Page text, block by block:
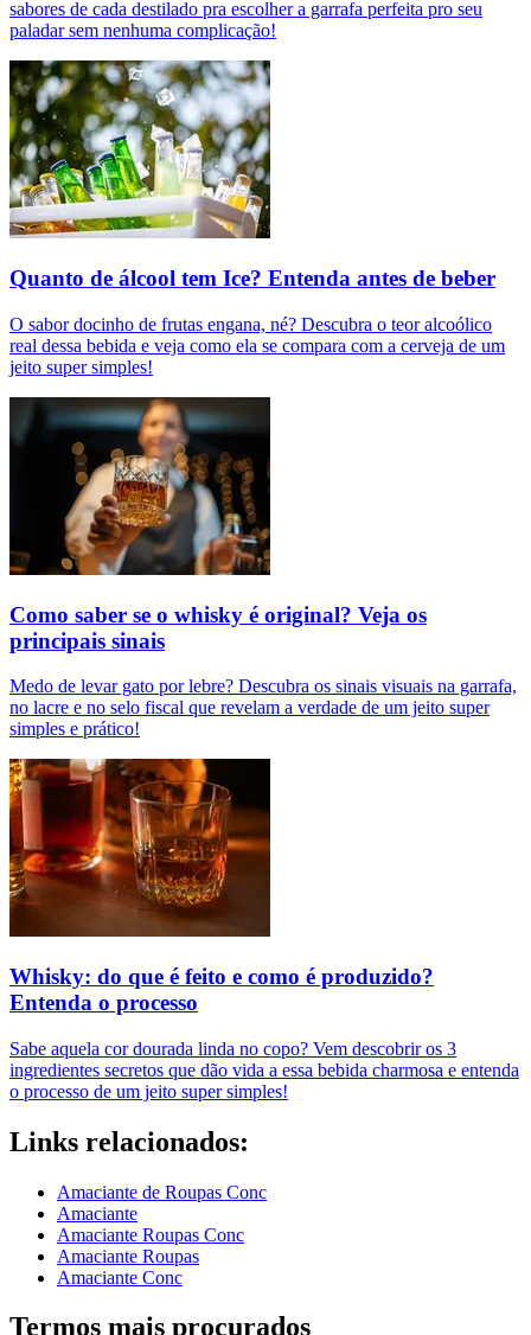
sabores de cada destilado pra escolher a garrafa perfeita pro seu
paladar sem nenhuma complicação!
Quanto de álcool tem Ice? Entenda antes de beber
O sabor docinho de frutas engana, né? Descubra o teor alcoólico
real dessa bebida e veja como ela se compara com a cerveja de um
jeito super simples!
Como saber se o whisky é original? Veja os
principais sinais
Medo de levar gato por lebre? Descubra os sinais visuais na garrafa,
no lacre e no selo fiscal que revelam a verdade de um jeito super
simples e prático!
Whisky: do que é feito e como é produzido?
Entenda o processo
Sabe aquela cor dourada linda no copo? Vem descobrir os 3
ingredientes secretos que dão vida a essa bebida charmosa e entenda
o processo de um jeito super simples!
Links relacionados:
Amaciante de Roupas Conc
Amaciante
Amaciante Roupas Conc
Amaciante Roupas
Amaciante Conc
Termos mais procurados